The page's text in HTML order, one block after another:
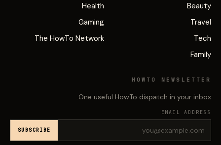
Beauty
Travel
Tech
Family
Health
Gaming
The HowTo Network
HOWTO NEWSLETTER
One useful HowTo dispatch in your inbox.
EMAIL ADDRESS
SUBSCRIBE